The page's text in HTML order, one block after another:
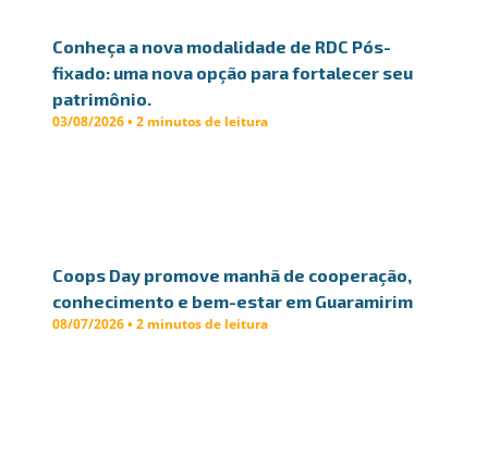
Conheça a nova modalidade de RDC Pós-
fixado: uma nova opção para fortalecer seu
patrimônio.
03/08/2026 • 2 minutos de leitura
Coops Day promove manhã de cooperação,
conhecimento e bem-estar em Guaramirim
08/07/2026 • 2 minutos de leitura